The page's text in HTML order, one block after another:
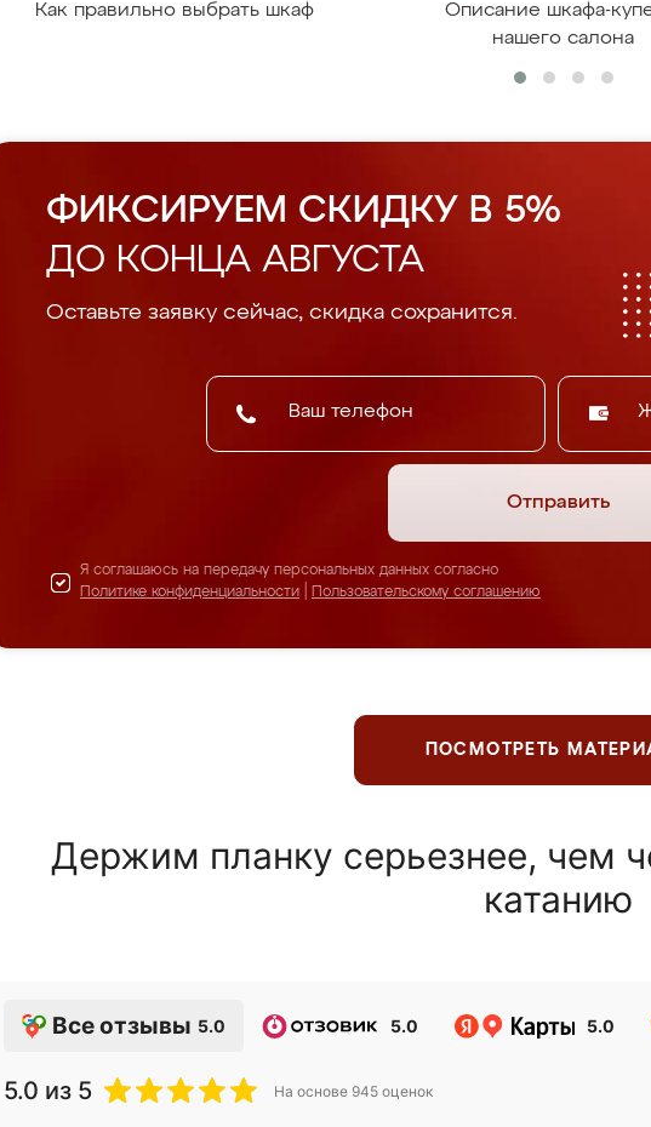
Как правильно выбрать шкаф
Описание шкафа-
нашего салона
ФИКСИРУЕМ СКИДКУ В 5%
ДО КОНЦА АВГУСТА
Оставьте заявку сейчас, скидка сохранится.
Отправить
Я соглашаюсь на передачу персональных данных согласно
Политике конфиденциальности
Пользовательскому соглашению
ПОСМОТРЕТЬ
Держим планку серьезнее, чем
катанию
Все отзывы 5.0 5.0 5.0
5.0 из 5 На основе 945 оценок